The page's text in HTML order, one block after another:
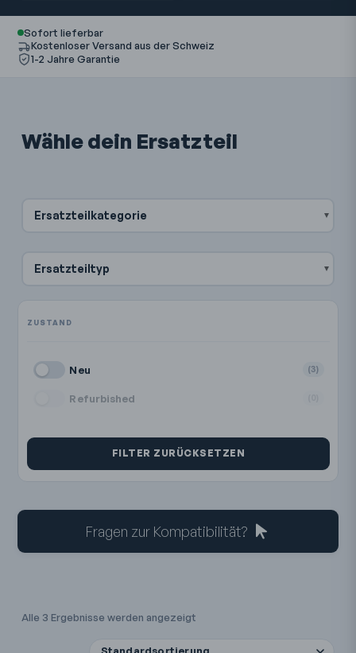
Sofort lieferbar
Kostenloser Versand aus der Schweiz
1-2 Jahre Garantie
Wähle dein Ersatzteil
Ersatzteilkategorie
Ersatzteiltyp
Neu (3)
Refurbished
FILTER ZURÜCKSETZEN
Fragen zur Kompatibilität?
Alle 3 Ergebnisse werden angezeigt